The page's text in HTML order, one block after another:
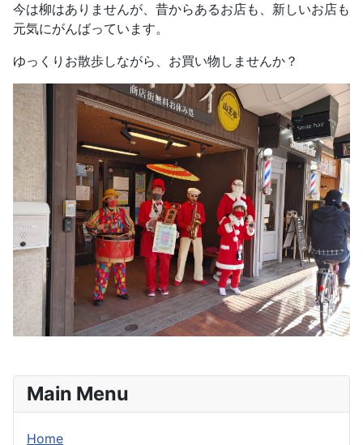
今は柳はありませんが、昔からあるお店も、新しいお店も
元気にがんばっています。
ゆっくりお散歩しながら、お買い物しませんか？
Main Menu
Home